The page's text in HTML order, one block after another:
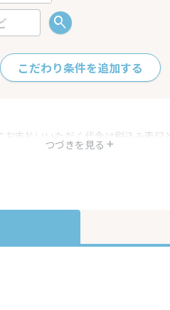
こだわり条件を追加する
つづきを見る
支払いいただく代金は税込み表